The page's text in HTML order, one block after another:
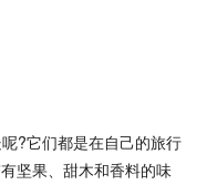
?它们都是在自己的旅行
坚果、甜木和香料的味